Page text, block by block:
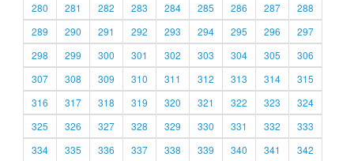
280
281 282 283 284 285 286 287
288
289
290 291 292 293 294 295 296
297
298
299 300 301 302 303 304 305
306
307
308 309 310 311 312 313 314
315
316
317 318 319 320 321 322 323
324
325
326 327 328 329 330 331 332
333
334
335 336 337 338 339 340 341 342